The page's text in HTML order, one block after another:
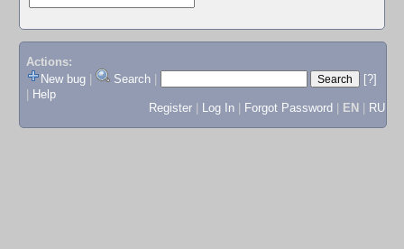
Actions:
New bug
Search
[?]
Help
Register
Log In Forgot Password EN RU